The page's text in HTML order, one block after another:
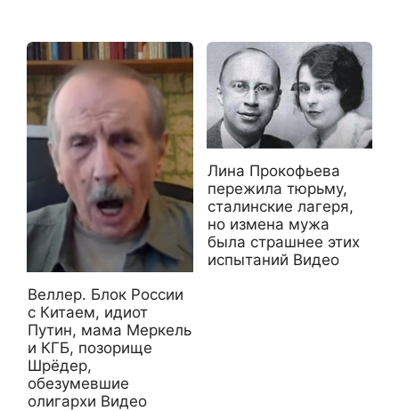
Веллер. Блок России
с Китаем, идиот
Путин, мама Меркель
и КГБ, позорище
Шрёдер,
обезумевшие
олигархи Видео
Лина Прокофьева
пережила тюрьму,
сталинские лагеря,
но измена мужа
была страшнее этих
испытаний Видео